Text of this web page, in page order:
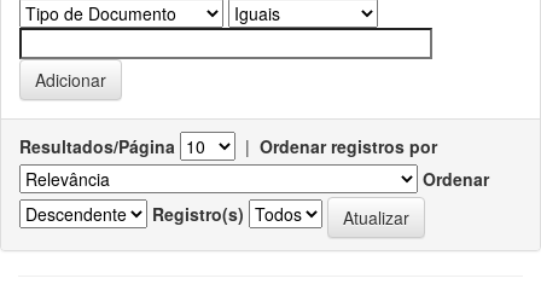
Resultados/Página | Ordenar registros por
Ordenar
Registro(s)